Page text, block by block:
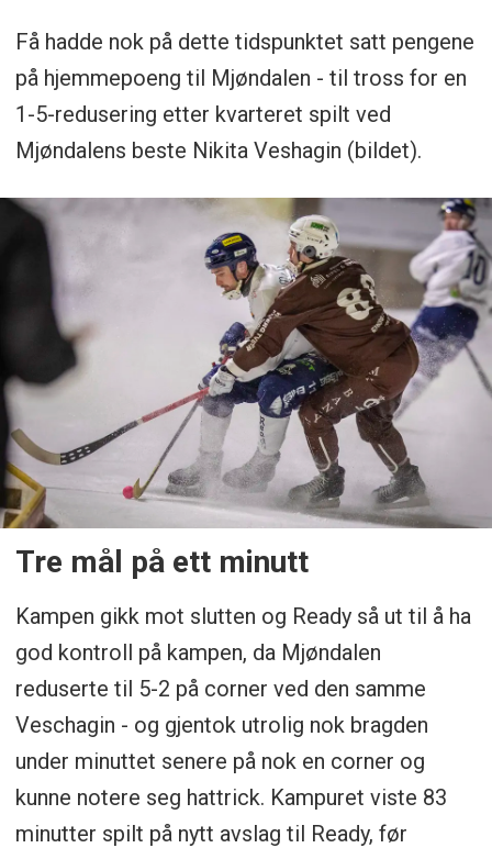
Få hadde nok på dette tidspunktet satt pengene
på hjemmepoeng til Mjøndalen - til tross for en
1-5-redusering etter kvarteret spilt ved
Mjøndalens beste Nikita Veshagin (bildet).
Tre mål på ett minutt
Kampen gikk mot slutten og Ready så ut til å ha
god kontroll på kampen, da Mjøndalen
reduserte til 5-2 på corner ved den samme
Veschagin - og gjentok utrolig nok bragden
under minuttet senere på nok en corner og
kunne notere seg hattrick. Kampuret viste 83
minutter spilt på nytt avslag til Ready, før